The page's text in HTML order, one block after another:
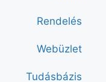
Rendelés
Webüzlet
Tudásbázis